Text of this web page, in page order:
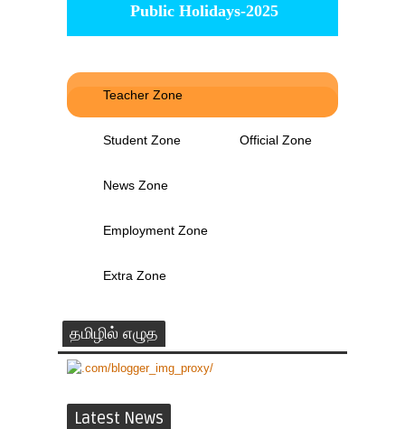
Public Holidays-2025
Teacher Zone
Student Zone Official Zone
News Zone
Employment Zone
Extra Zone
தமிழில் எழுத
Latest News